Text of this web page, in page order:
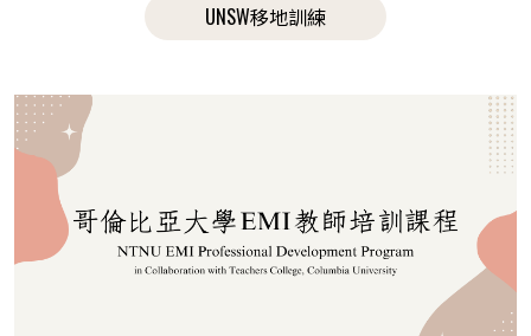
UNSW移地訓練